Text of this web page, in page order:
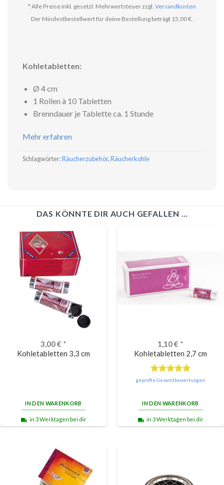
* Alle Preise inkl. gesetzl. Mehrwertsteuer zzgl. Versandkosten
Der Mindestbestellwert für deine Bestellung beträgt 15,00 €.
Kohletabletten:
Ø 4 cm
1 Rollen à 10 Tabletten
Brenndauer je Tablette ca. 1 Stunde
Mehr erfahren
Schlagwörter:Räucherzubehör,Räucherkohle
DAS KÖNNTE DIR AUCH GEFALLEN …
3,00€ *
Kohletabletten 3,3 cm
IN DEN WARENKORB
in 3 Werktagen bei dir
1,10€ *
Kohletabletten 2,7 cm
Bewertet
geprüfte Gesamtbewertungen
IN DEN WARENKORB
in 3 Werktagen bei dir